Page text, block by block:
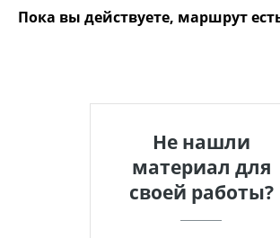
Пока вы действуете, маршрут
Не нашли
материал для
своей работы?